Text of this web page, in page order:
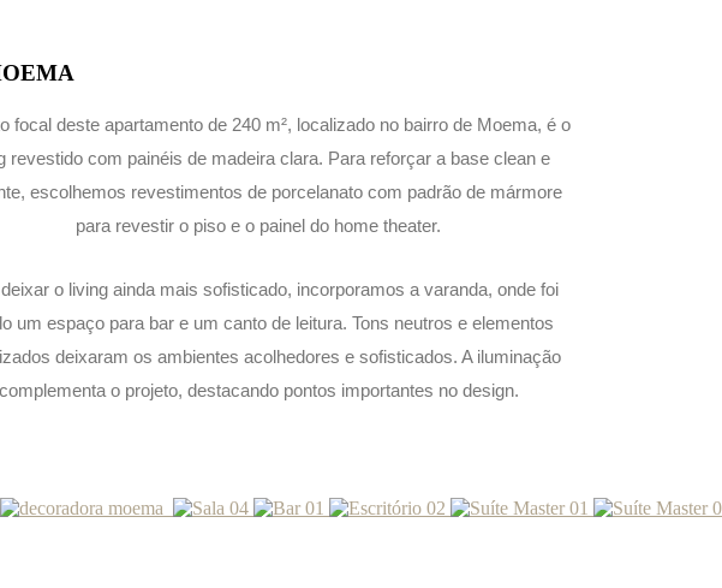
focal deste apartamento de 240 m², localizado no bairro de Moema, é o
revestido com painéis de madeira clara. Para reforçar a base clean e
escolhemos revestimentos de porcelanato com padrão de mármore
para revestir o piso e o painel do home theater.
o living ainda mais sofisticado, incorporamos a varanda, onde foi
um espaço para bar e um canto de leitura. Tons neutros e elementos
deixaram os ambientes acolhedores e sofisticados. A iluminação
complementa o projeto, destacando pontos importantes no design.